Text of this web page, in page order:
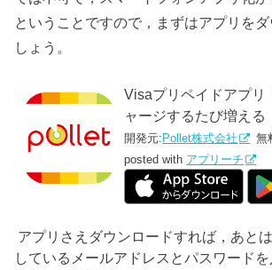
ということですので，まずはアプリを
しょう。
Visaプリペイドアプリ
ャージするたび増える
開発元:Pollet株式会社
無
posted with アプリーチ
アプリさえダウンロードすれば，あと
しているメールアドレスとパスワード